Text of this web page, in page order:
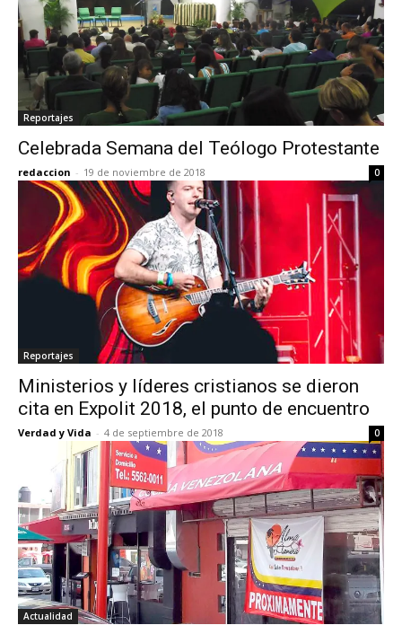
Reportajes
Celebrada Semana del Teólogo Protestante
redaccion - 19 de noviembre de 2018 0
Reportajes
Ministerios y líderes cristianos se dieron
cita en Expolit 2018, el punto de encuentro
Verdad y Vida - 4 de septiembre de 2018 0
Actualidad